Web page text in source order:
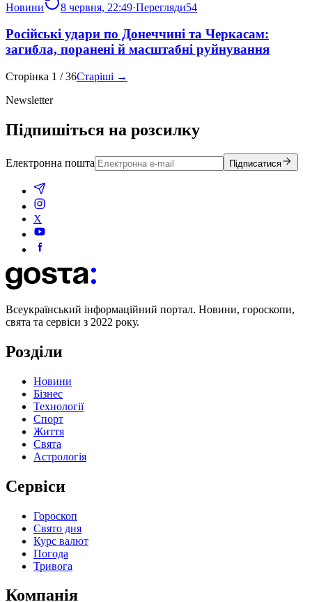
Новини 8 червня, 22:49·Перегляди54
Російські удари по Донеччині та Черкасам:
загибла, поранені й масштабні руйнування
Сторінка 1 /36Старіші →
Newsletter
Підпишіться на розсилку
Електронна пошта Підписатися
X
Всеукраїнський інформаційний портал. Новини, гороскопи,
свята та сервіси з 2022 року.
Розділи
Новини
Бізнес
Технології
Спорт
Життя
Свята
Астрологія
Сервіси
Гороскоп
Свято дня
Курс валют
Погода
Тривога
Компанія